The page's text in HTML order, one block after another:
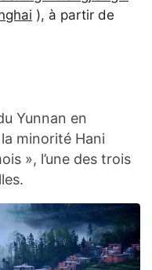
), à partir de
Yunnan en
minorité Hani
», l’une des trois